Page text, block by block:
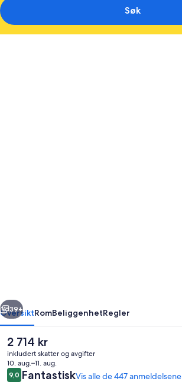
Søk
Neste
39+
OversiktRomBeliggenhetRegler
Den
nåværende
prisen
er
2 714 kr
2 714 kr
inkludert skatter og avgifter
10. aug.–11. aug.
Anmeldelser
9,09,0 av 10 –
FantastiskVis alle de 447 anmeldelsene